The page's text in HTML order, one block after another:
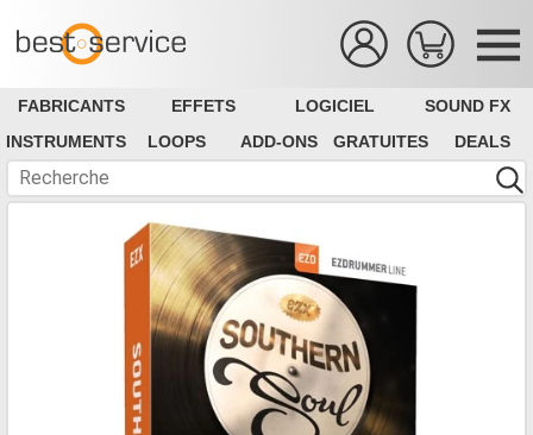
FABRICANTS EFFETS LOGICIEL
SOUND FX
INSTRUMENTS
LOOPS ADD-ONS GRATUITES DEALS